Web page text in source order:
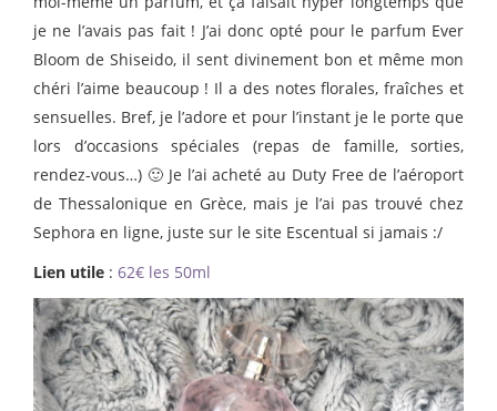
je ne l’avais pas fait ! J’ai donc opté pour le parfum Ever
Bloom de Shiseido, il sent divinement bon et même mon
chéri l’aime beaucoup ! Il a des notes florales, fraîches et
sensuelles. Bref, je l’adore et pour l’instant je le porte que
lors d’occasions spéciales (repas de famille, sorties,
rendez-vous…) 🙂 Je l’ai acheté au Duty Free de l’aéroport
de Thessalonique en Grèce, mais je l’ai pas trouvé chez
Sephora en ligne, juste sur le site Escentual si jamais :/
Lien utile : 62€ les 50ml